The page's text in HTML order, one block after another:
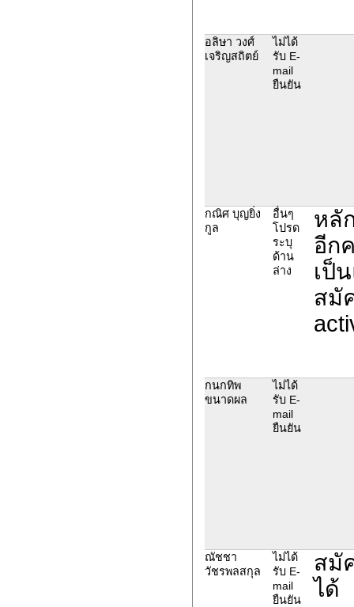
อลิษา วงศ์
เจริญสถิตย์
ไม่ได้
รับ E-
mail
ยืนยัน
กณิศ บุญยิ่ง
กูล
อื่นๆ
โปรด
ระบุ
ด้าน
ล่าง
หลั
อีก
เป็
สมั
กนกทิพ
ขนาดผล
ไม่ได้
รับ E-
mail
ยืนยัน
ณัชชา
วัชรพลสกุล
ไม่ได้
รับ E-
mail
ยืนยัน
สมั
ได้